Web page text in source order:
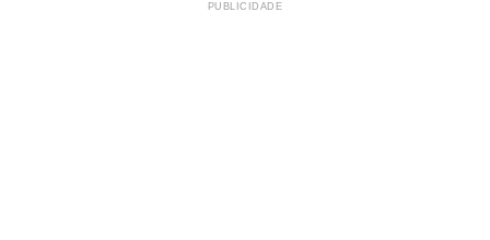
PUBLICIDADE